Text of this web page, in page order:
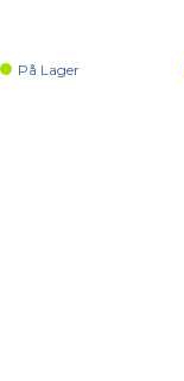
På Lager